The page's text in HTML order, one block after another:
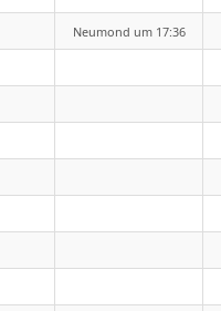
Neumond um 17:36